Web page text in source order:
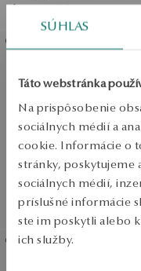
SÚHLAS
Táto webstránka
Na prispôsobenie
sociálnych médií a
cookie. Informácie o
stránky, poskytujeme
sociálnych médií,
príslušné informácie
ste im poskytli alebo
ich služby.
kvet - Mini
- štvorlístky - Mini